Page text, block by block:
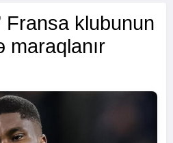
Fransa klubunun
maraqlanır